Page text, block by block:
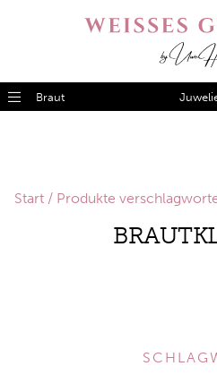
Braut
Start / Produkte